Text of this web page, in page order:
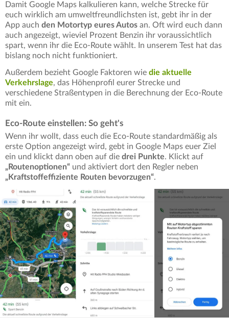
Damit Google Maps kalkulieren kann, welche Strecke für
euch wirklich am umweltfreundlichsten ist, gebt ihr in der
App auch den Motortyp eures Autos an. Oft wird euch dann
auch angezeigt, wieviel Prozent Benzin ihr voraussichtlich
spart, wenn ihr die Eco-Route wählt. In unserem Test hat das
bislang noch nicht funktioniert.
Außerdem bezieht Google Faktoren wie die aktuelle
Verkehrslage, das Höhenprofil eurer Strecke und
verschiedene Straßentypen in die Berechnung der Eco-Route
mit ein.
Eco-Route einstellen: So geht's
Wenn ihr wollt, dass euch die Eco-Route standardmäßig als
erste Option angezeigt wird, gebt in Google Maps euer Ziel
ein und klickt dann oben auf die drei Punkte. Klickt auf
„Routenoptionen“ und aktiviert dort den Regler neben
„Kraftstoffeffiziente Routen bevorzugen“.